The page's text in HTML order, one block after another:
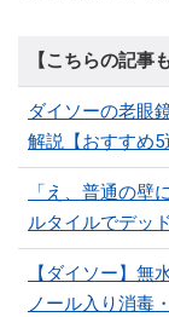
【こちらの記事
ダイソーの老眼
解説【おすすめ5
「え、普通の壁
ルタイルでデッ
【ダイソー】無
ノール入り消毒